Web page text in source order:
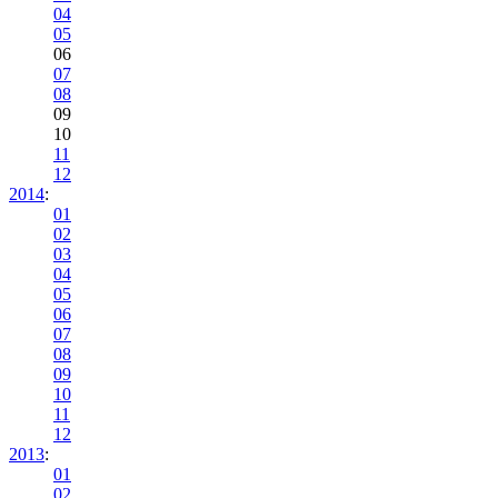
04
05
06
07
08
09
10
11
12
2014:
01
02
03
04
05
06
07
08
09
10
11
12
2013:
01